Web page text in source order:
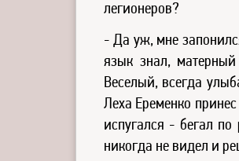
легионеров?
- Да уж, мне
язык знал,
Веселый, всегда
Леха Еременко
испугался - бегал
никогда не видел и